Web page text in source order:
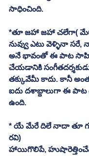
సాధించింది.
నువ్వు ఎటు వెళ్ళినా సరే,
అనే భావంతో ఈ పాట
చేయడానికి సంగీతదర్శకుడు మదన్‌మోహన్‌
తక్కువేమీ కాదు. కానీ
ఐదు దశాబ్దాలుగా ఈ
ఉంది.
* యే మేరే దిలే నాదా తూ గమ్‌ సే న ఘబ్‌రానా( టవర్‌హౌస్‌-
రవి)
హాయిగొలిపే,